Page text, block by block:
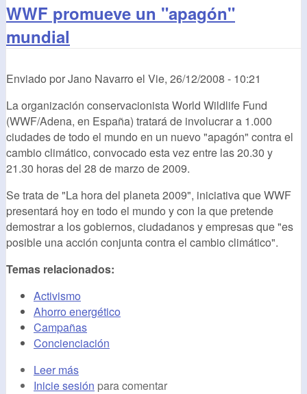
WWF promueve un "apagón"
mundial
Enviado porJano Navarro el Vie, 26/12/2008 - 10:21
La organización conservacionista World Wildlife Fund
(WWF/Adena, en España) tratará de involucrar a 1.000
ciudades de todo el mundo en un nuevo "apagón" contra el
cambio climático, convocado esta vez entre las 20.30 y
21.30 horas del 28 de marzo de 2009.
Se trata de "La hora del planeta 2009", iniciativa que WWF
presentará hoy en todo el mundo y con la que pretende
demostrar a los gobiernos, ciudadanos y empresas que "es
posible una acción conjunta contra el cambio climático".
Temas relacionados:
Activismo
Ahorro energético
Campañas
Concienciación
Leer más
Inicie sesión para comentar